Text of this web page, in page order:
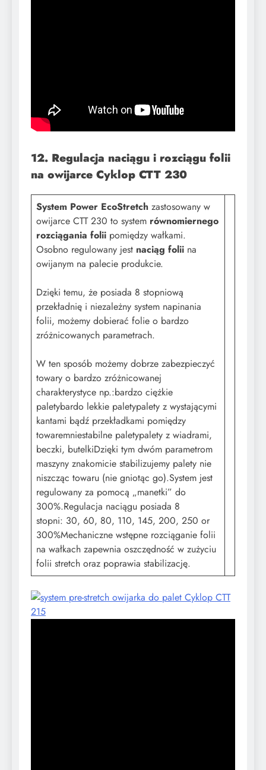
12. Regulacja naciągu i rozciągu folii
na owijarce Cyklop CTT 230
System Power EcoStretch zastosowany w
owijarce CTT 230 to system równomiernego
rozciągania folii pomiędzy wałkami.
Osobno regulowany jest naciąg folii na
owijanym na palecie produkcie.
Dzięki temu, że posiada 8 stopniową
przekładnię i niezależny system napinania
folii, możemy dobierać folie o bardzo
zróżnicowanych parametrach.
W ten sposób możemy dobrze zabezpieczyć
towary o bardzo zróżnicowanej
charakterystyce np.:bardzo ciężkie
paletybardo lekkie paletypalety z wystającymi
kantami bądź przekładkami pomiędzy
towaremniestabilne paletypalety z wiadrami,
beczki, butelkiDzięki tym dwóm parametrom
maszyny znakomicie stabilizujemy palety nie
niszcząc towaru (nie gniotąc go).System jest
regulowany za pomocą „manetki” do
300%.Regulacja naciągu posiada 8
stopni: 30, 60, 80, 110, 145, 200, 250 or
300%Mechaniczne wstępne rozciąganie folii
na wałkach zapewnia oszczędność w zużyciu
folii stretch oraz poprawia stabilizację.